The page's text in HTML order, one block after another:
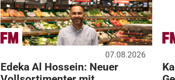
07.08.2026
Edeka Al Hossein: Neuer